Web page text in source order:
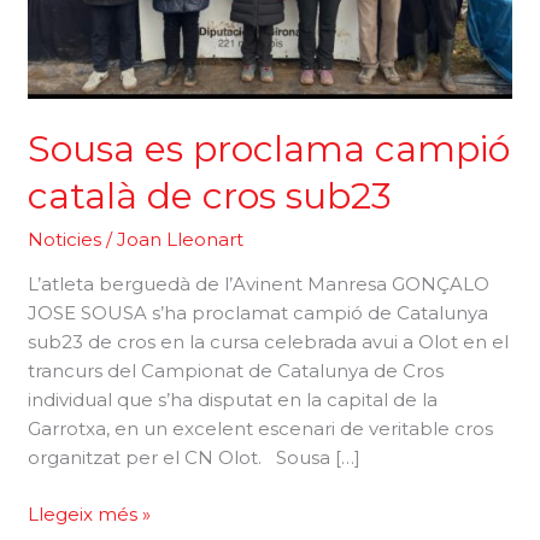
Sousa es proclama campió
català de cros sub23
Noticies /Joan Lleonart
L’atleta berguedà de l’Avinent Manresa GONÇALO
JOSE SOUSA s’ha proclamat campió de Catalunya
sub23 de cros en la cursa celebrada avui a Olot en el
trancurs del Campionat de Catalunya de Cros
individual que s’ha disputat en la capital de la
Garrotxa, en un excelent escenari de veritable cros
organitzat per el CN Olot. Sousa […]
Sousa
Llegeix més »